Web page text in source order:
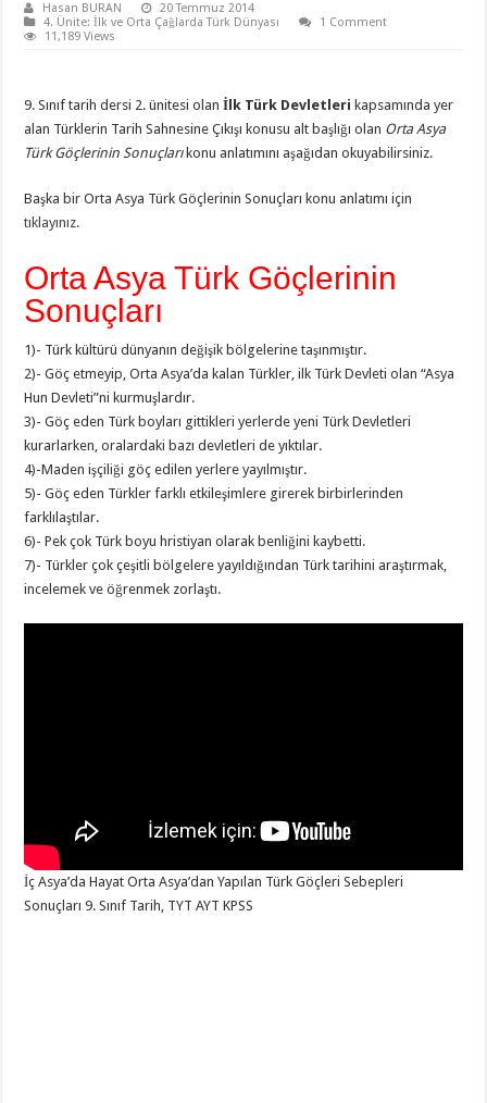
Hasan BURAN
20 Temmuz 2014
4. Ünite: İlk ve Orta Çağlarda Türk Dünyası
1 Comment
11,189 Views
9. Sınıf tarih dersi 2. ünitesi olan İlk Türk Devletleri kapsamında yer
alan Türklerin Tarih Sahnesine Çıkışı konusu alt başlığı olan Orta Asya
Türk Göçlerinin Sonuçlarıkonu anlatımını aşağıdan okuyabilirsiniz.
Başka bir Orta Asya Türk Göçlerinin Sonuçları konu anlatımı için
tıklayınız.
Orta Asya Türk Göçlerinin
Sonuçları
1)- Türk kültürü dünyanın değişik bölgelerine taşınmıştır.
2)- Göç etmeyip, Orta Asya’da kalan Türkler, ilk Türk Devleti olan “Asya
Hun Devleti”ni kurmuşlardır.
3)- Göç eden Türk boyları gittikleri yerlerde yeni Türk Devletleri
kurarlarken, oralardaki bazı devletleri de yıktılar.
4)-Maden işçiliği göç edilen yerlere yayılmıştır.
5)- Göç eden Türkler farklı etkileşimlere girerek birbirlerinden
farklılaştılar.
6)- Pek çok Türk boyu hristiyan olarak benliğini kaybetti.
7)- Türkler çok çeşitli bölgelere yayıldığından Türk tarihini araştırmak,
incelemek ve öğrenmek zorlaştı.
İç Asya’da Hayat Orta Asya’dan Yapılan Türk Göçleri Sebepleri
Sonuçları 9. Sınıf Tarih, TYT AYT KPSS